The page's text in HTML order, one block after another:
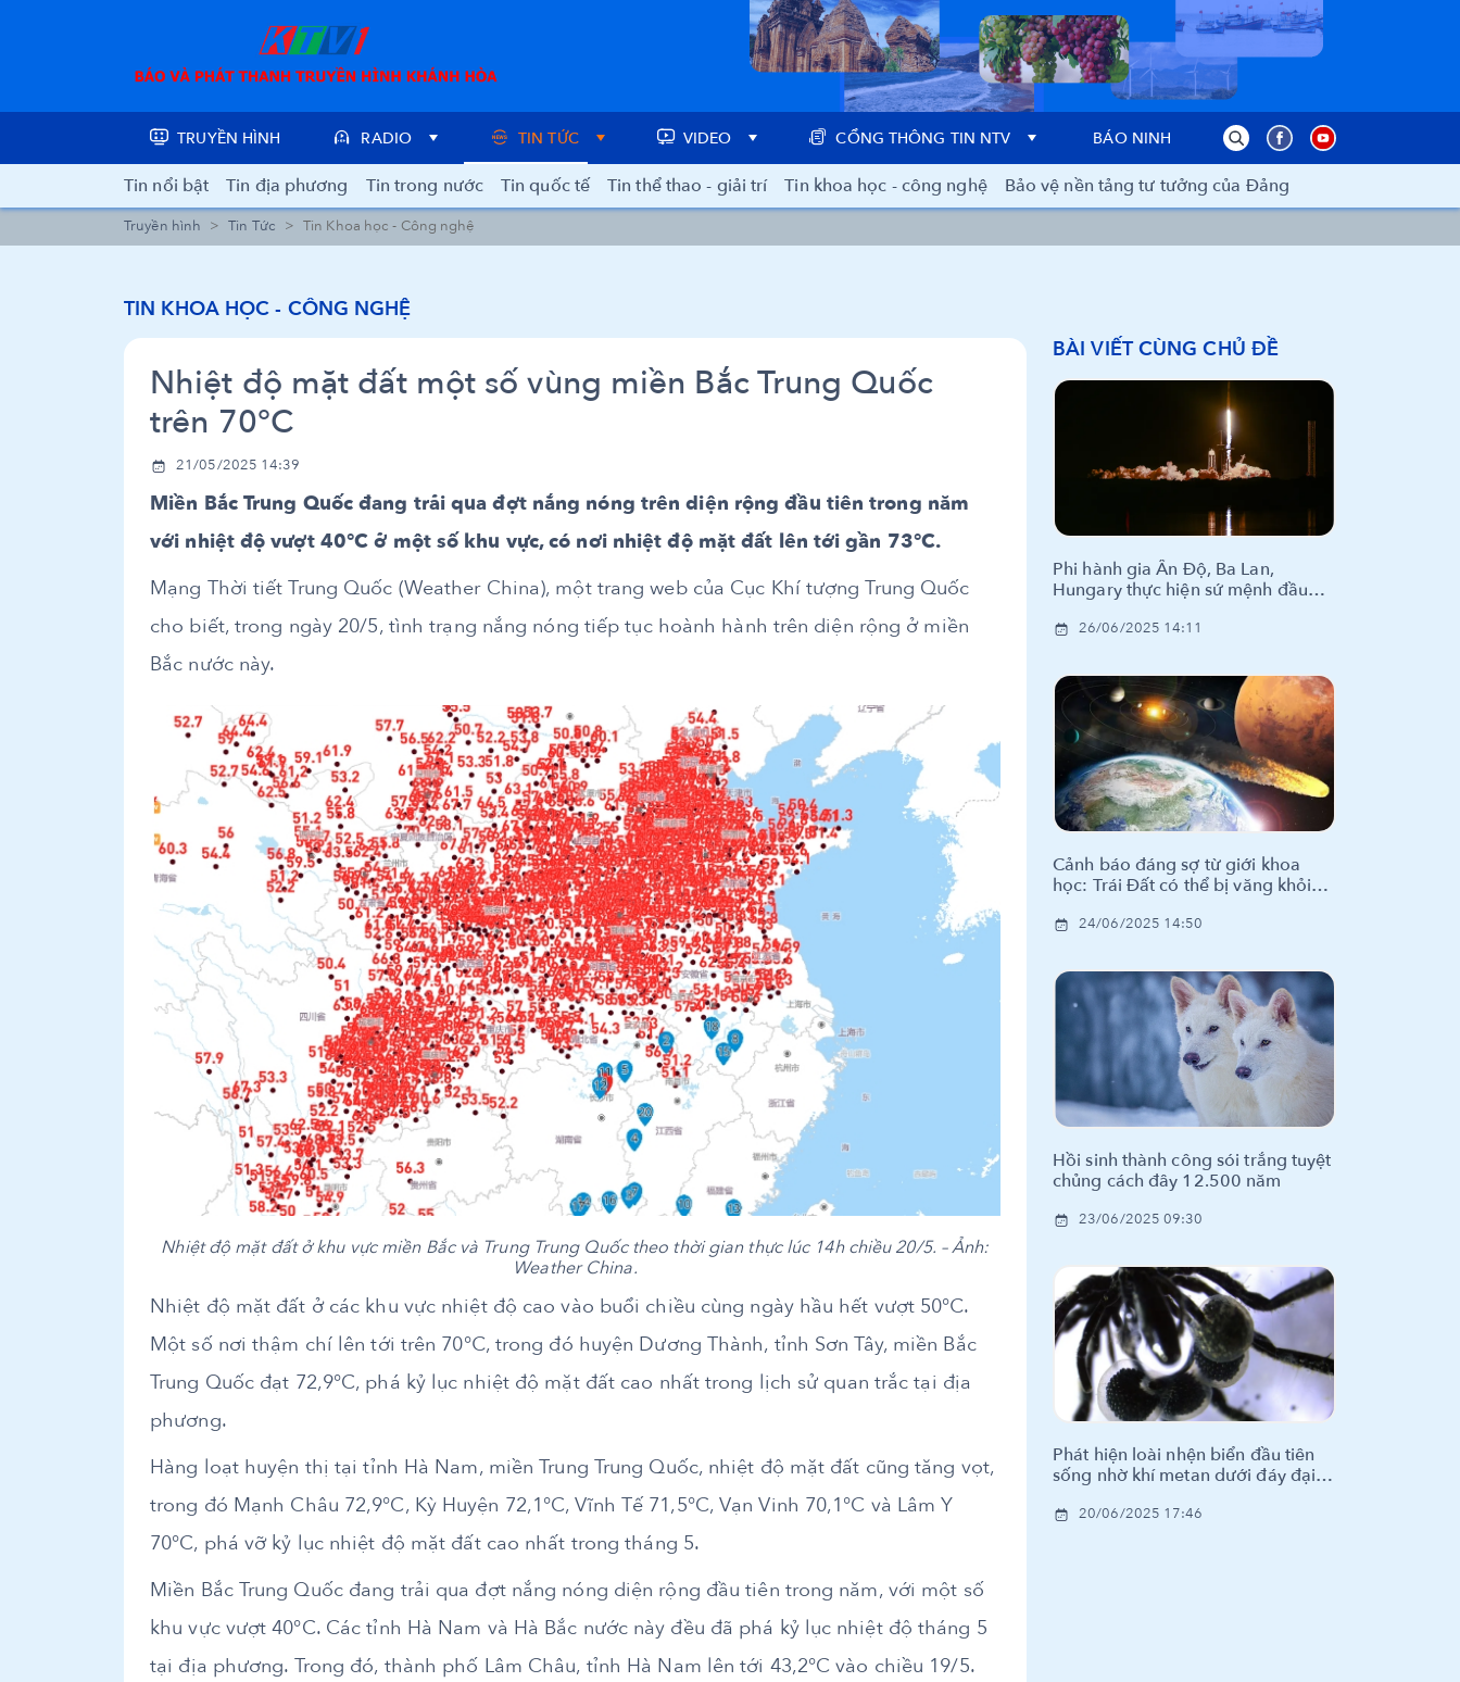
TRUYỀN HÌNH RADIO TIN TỨC VIDEO CỔNG THÔNG TIN NTV BÁO NINH THUẬN
Tin nổi bật Tin địa phương Tin trong nước Tin quốc tế Tin thể thao - giải trí Tin khoa học - công nghệ Bảo vệ nền tảng tư tưởng của Đảng
Truyền hình Tin Tức Tin Khoa học - Công nghệ
TIN KHOA HỌC - CÔNG NGHỆ
Nhiệt độ mặt đất một số vùng miền Bắc Trung Quốc
trên 70℃
21/05/2025 14:39
Miền Bắc Trung Quốc đang trải qua đợt nắng nóng trên diện rộng đầu tiên trong năm
với nhiệt độ vượt 40°C ở một số khu vực, có nơi nhiệt độ mặt đất lên tới gần 73°C.
Mạng Thời tiết Trung Quốc (Weather China), một trang web của Cục Khí tượng Trung Quốc
cho biết, trong ngày 20/5, tình trạng nắng nóng tiếp tục hoành hành trên diện rộng ở miền
Bắc nước này.
Nhiệt độ mặt đất ở khu vực miền Bắc và Trung Trung Quốc theo thời gian thực lúc 14h chiều 20/5. – Ảnh:
Weather China.
Nhiệt độ mặt đất ở các khu vực nhiệt độ cao vào buổi chiều cùng ngày hầu hết vượt 50℃.
Một số nơi thậm chí lên tới trên 70℃, trong đó huyện Dương Thành, tỉnh Sơn Tây, miền Bắc
Trung Quốc đạt 72,9°C, phá kỷ lục nhiệt độ mặt đất cao nhất trong lịch sử quan trắc tại địa
phương.
Hàng loạt huyện thị tại tỉnh Hà Nam, miền Trung Trung Quốc, nhiệt độ mặt đất cũng tăng vọt,
trong đó Mạnh Châu 72,9°C, Kỳ Huyện 72,1°C, Vĩnh Tế 71,5°C, Vạn Vinh 70,1°C và Lâm Y
70°C, phá vỡ kỷ lục nhiệt độ mặt đất cao nhất trong tháng 5.
Miền Bắc Trung Quốc đang trải qua đợt nắng nóng diện rộng đầu tiên trong năm, với một số
khu vực vượt 40°C. Các tỉnh Hà Nam và Hà Bắc nước này đều đã phá kỷ lục nhiệt độ tháng 5
tại địa phương. Trong đó, thành phố Lâm Châu, tỉnh Hà Nam lên tới 43,2°C vào chiều 19/5.
BÀI VIẾT CÙNG CHỦ ĐỀ
Phi hành gia Ấn Độ, Ba Lan,
Hungary thực hiện sứ mệnh đầu
26/06/2025 14:11
Cảnh báo đáng sợ từ giới khoa
học: Trái Đất có thể bị văng khỏi
24/06/2025 14:50
Hồi sinh thành công sói trắng tuyệt
chủng cách đây 12.500 năm
23/06/2025 09:30
Phát hiện loài nhện biển đầu tiên
sống nhờ khí metan dưới đáy đại
20/06/2025 17:46